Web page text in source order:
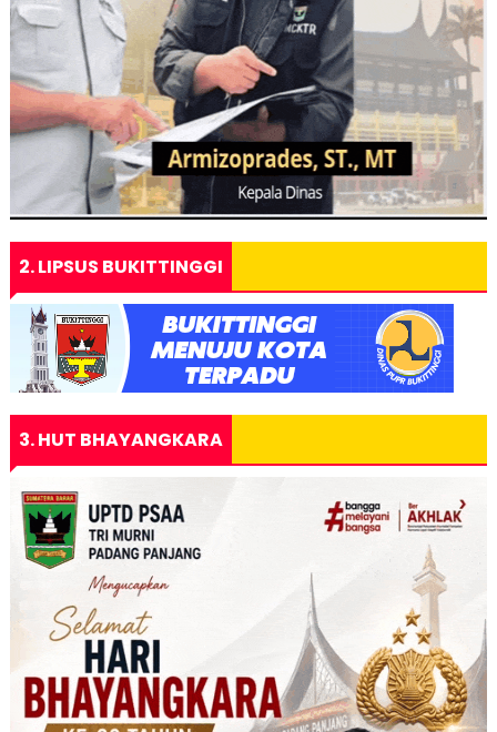
2. LIPSUS BUKITTINGGI
3. HUT BHAYANGKARA